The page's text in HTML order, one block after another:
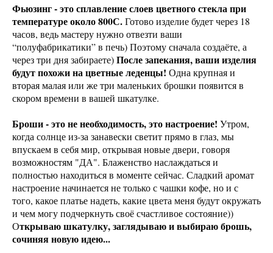
Фьюзинг - это сплавление слоев цветного стекла при
температуре около 800С.Готово изделие будет через 18
часов, ведь мастеру нужно отвезти ваши
“полуфабрикатики” в печь) Поэтому сначала создаёте, а
через три дня забираете)После запекания, ваши изделия
будут похожи на цветные леденцы! Одна крупная и
вторая малая или же три маленьких брошки появится в
скором времени в вашей шкатулке.
Броши - это не необходимость, это настроение! Утром,
когда солнце из-за занавески светит прямо в глаз, мы
впускаем в себя мир, открывая новые двери, говоря
возможностям "ДА". Блаженство наслаждаться и
полностью находиться в моменте сейчас. Сладкий аромат
настроение начинается не только с чашки кофе, но и с
того, какое платье надеть, какие цвета меня будут окружать
и чем могу подчеркнуть своё счастливое состояние))
Открываю шкатулку, заглядываю и выбираю брошь,
сочиняя новую идею...